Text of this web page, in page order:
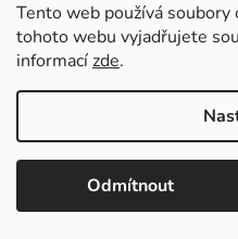
Tento web používá soubory
tohoto webu vyjadřujete
informacízde.
Odmítnout
DETAIL
Vysoce savá čisticí rohož
prostory. Maximalizuje
ochranu budovy